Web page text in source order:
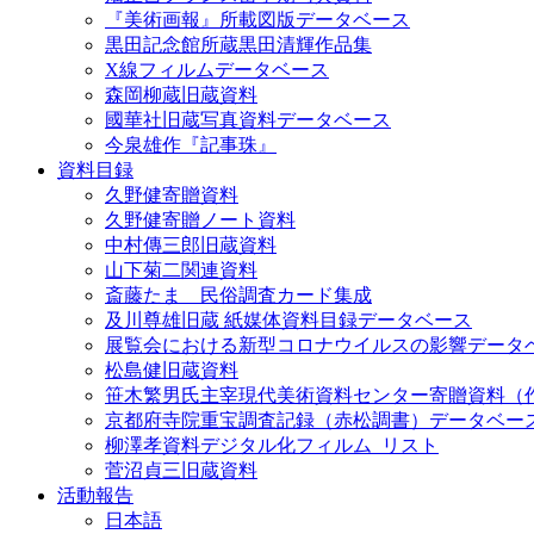
『美術画報』所載図版データベース
黒田記念館所蔵黒田清輝作品集
X線フィルムデータベース
森岡柳蔵旧蔵資料
國華社旧蔵写真資料データベース
今泉雄作『記事珠』
資料目録
久野健寄贈資料
久野健寄贈ノート資料
中村傳三郎旧蔵資料
山下菊二関連資料
斎藤たま 民俗調査カード集成
及川尊雄旧蔵 紙媒体資料目録データベース
展覧会における新型コロナウイルスの影響データ
松島健旧蔵資料
笹木繁男氏主宰現代美術資料センター寄贈資料（
京都府寺院重宝調査記録（赤松調書）データベー
柳澤孝資料デジタル化フィルム_リスト
菅沼貞三旧蔵資料
活動報告
日本語